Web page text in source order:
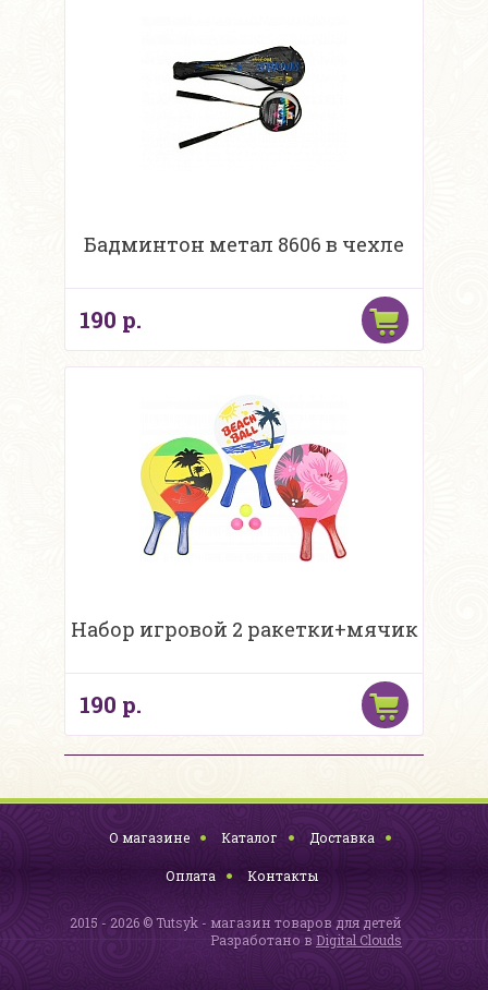
Бадминтон метал 8606 в чехле
190 р.
Набор игровой 2 ракетки+мячик
190 р.
О магазине Каталог Доставка
Оплата Контакты
2015 - 2026 © Tutsyk - магазин товаров для детей
Разработано в Digital Clouds